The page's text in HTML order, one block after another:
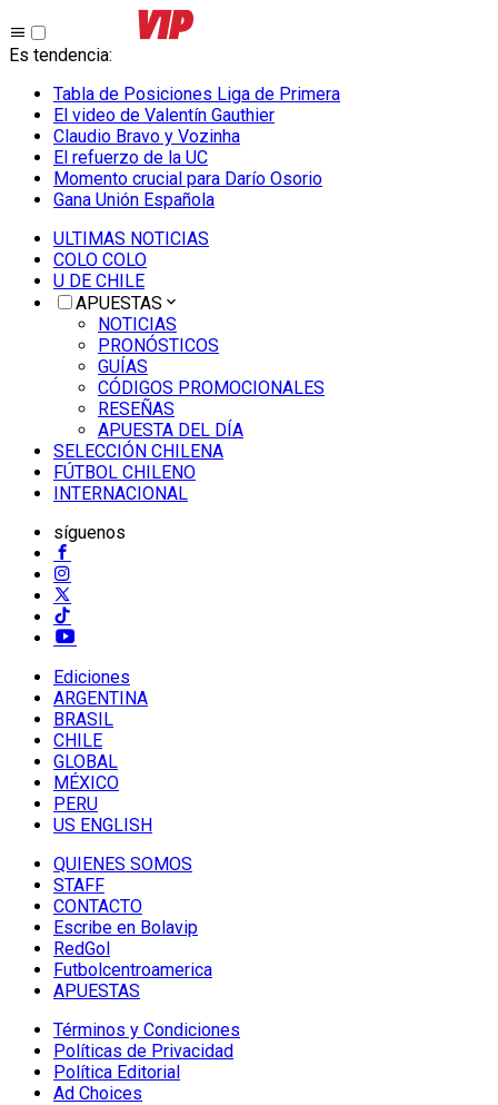
Es tendencia:
Tabla de Posiciones Liga de Primera
El video de Valentín Gauthier
Claudio Bravo y Vozinha
El refuerzo de la UC
Momento crucial para Darío Osorio
Gana Unión Española
ULTIMAS NOTICIAS
COLO COLO
U DE CHILE
APUESTAS
NOTICIAS
PRONÓSTICOS
GUÍAS
CÓDIGOS PROMOCIONALES
RESEÑAS
APUESTA DEL DÍA
SELECCIÓN CHILENA
FÚTBOL CHILENO
INTERNACIONAL
síguenos
Ediciones
ARGENTINA
BRASIL
CHILE
GLOBAL
MÉXICO
PERU
US ENGLISH
QUIENES SOMOS
STAFF
CONTACTO
Escribe en Bolavip
RedGol
Futbolcentroamerica
APUESTAS
Términos y Condiciones
Políticas de Privacidad
Política Editorial
Ad Choices